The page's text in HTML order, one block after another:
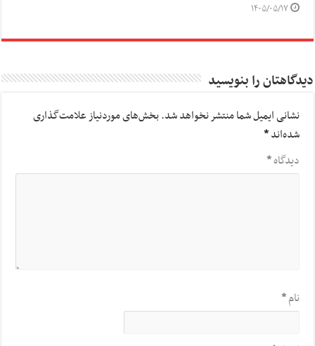
۱۴۰۵/۰۵/۱۷
دیدگاهتان را بنویسید
نشانی ایمیل شما منتشر نخواهد شد.بخش‌های موردنیاز علامت‌گذاری
شده‌اند*
دیدگاه*
نام*